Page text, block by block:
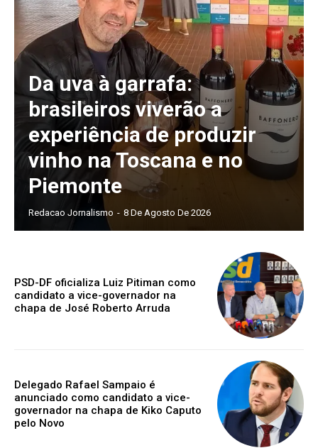
Da uva à garrafa:
brasileiros viverão a
experiência de produzir
vinho na Toscana e no
Piemonte
Redacao Jornalismo - 8 De Agosto De 2026
PSD-DF oficializa Luiz Pitiman como
candidato a vice-governador na
chapa de José Roberto Arruda
Delegado Rafael Sampaio é
anunciado como candidato a vice-
governador na chapa de Kiko Caputo
pelo Novo